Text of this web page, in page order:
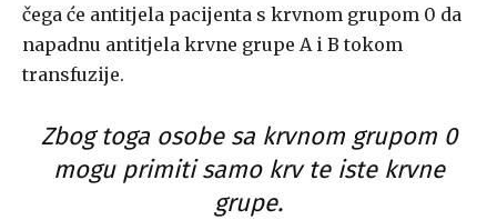
čega će antitjela pacijenta s krvnom grupom 0 da
napadnu antitjela krvne grupe A i B tokom
transfuzije.
Zbog toga osobe sa krvnom grupom 0
mogu primiti samo krv te iste krvne
grupe.